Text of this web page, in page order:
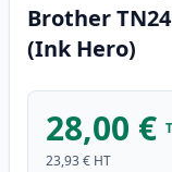
Brother
(Ink Hero)
28,00 €
23,93 € HT